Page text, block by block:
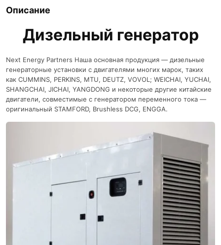
Описание
Дизельный генератор
Next Energy Partners Наша основная продукция — дизельные
генераторные установки с двигателями многих марок, таких
как CUMMINS, PERKINS, MTU, DEUTZ, VOVOL; WEICHAI, YUCHAI,
SHANGCHAI, JICHAI, YANGDONG и некоторые другие китайские
двигатели, совместимые с генератором переменного тока —
оригинальный STAMFORD, Brushless DCG, ENGGA.